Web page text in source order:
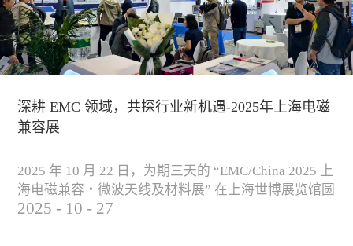
深耕 EMC 领域，共探行业新机遇-2025年上海电磁
兼容展
2025 年 10 月 22 日，为期三天的 “EMC/China 2025 上
海电磁兼容・微波天线及材料展” 在上海世博展览馆圆
满落下帷幕。作为电磁兼容领域的行业盛会，本届展
2025 - 10 - 27